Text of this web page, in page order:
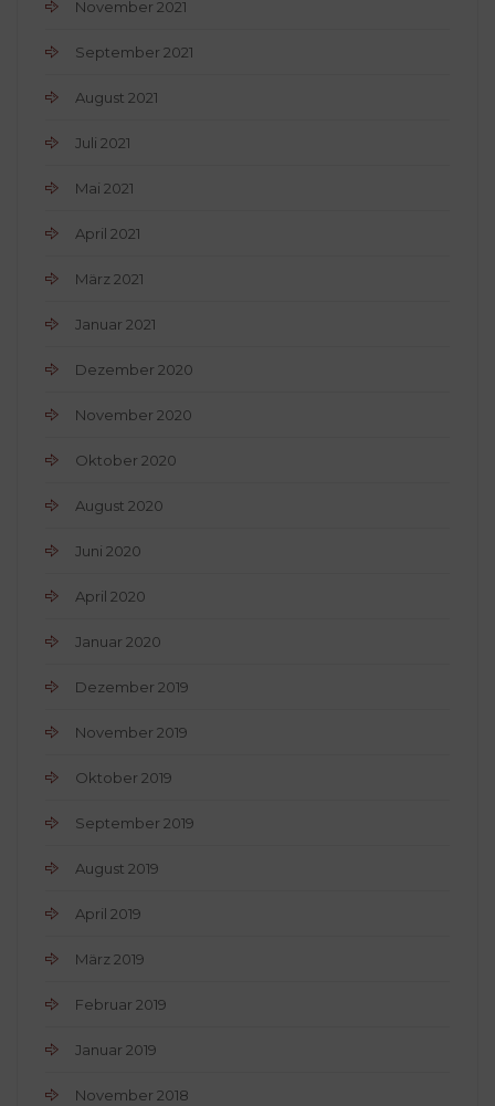
November 2021
September 2021
August 2021
Juli 2021
Mai 2021
April 2021
März 2021
Januar 2021
Dezember 2020
November 2020
Oktober 2020
August 2020
Juni 2020
April 2020
Januar 2020
Dezember 2019
November 2019
Oktober 2019
September 2019
August 2019
April 2019
März 2019
Februar 2019
Januar 2019
November 2018